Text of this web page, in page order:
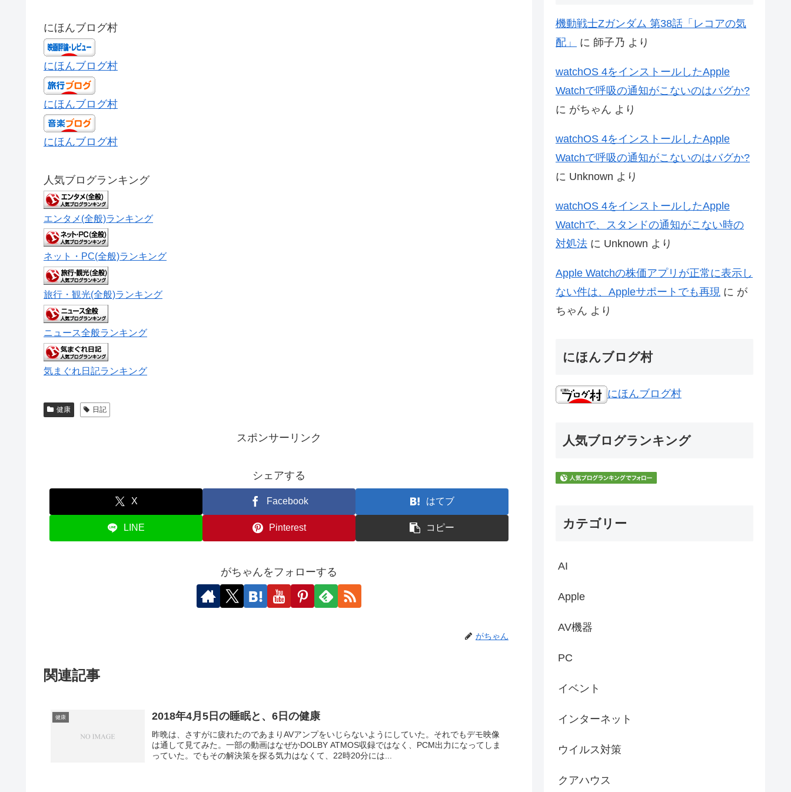
にほんブログ村
にほんブログ村
にほんブログ村
にほんブログ村
人気ブログランキング
エンタメ(全般)ランキング
ネット・PC(全般)ランキング
旅行・観光(全般)ランキング
ニュース全般ランキング
気まぐれ日記ランキング
健康 日記
スポンサーリンク
シェアする
X Facebook はてブ
LINE Pinterest コピー
がちゃんをフォローする
がちゃん
関連記事
健康 2018年4月5日の睡眠と、6日の健康
昨晩は、さすがに疲れたのであまりAVアンプをいじらないようにしていた。それでもデモ映像
は通して見てみた。一部の動画はなぜかDOLBY ATMOS収録ではなく、PCM出力になってしま
っていた。でもその解決策を探る気力はなくて、22時20分には...
機動戦士Zガンダム 第38話「レコアの気
配」
に 師子乃 より
watchOS 4をインストールしたApple
Watchで呼吸の通知がこないのはバグか?
に がちゃん より
watchOS 4をインストールしたApple
Watchで呼吸の通知がこないのはバグか?
に Unknown より
watchOS 4をインストールしたApple
Watchで、スタンドの通知がこない時の
対処法 に Unknown より
Apple Watchの株価アプリが正常に表示し
ない件は、Appleサポートでも再現 に が
ちゃん より
にほんブログ村
にほんブログ村
人気ブログランキング
カテゴリー
AI
Apple
AV機器
PC
イベント
インターネット
ウイルス対策
クアハウス